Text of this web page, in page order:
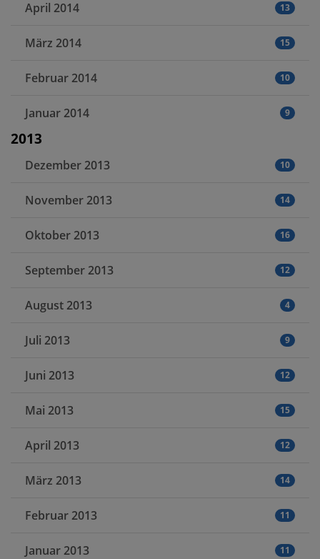
April 2014 13
März 2014 15
Februar 2014 10
Januar 2014 9
2013
Dezember 2013 10
November 2013 14
Oktober 2013 16
September 2013 12
August 2013 4
Juli 2013 9
Juni 2013 12
Mai 2013 15
April 2013 12
März 2013 14
Februar 2013 11
Januar 2013 11